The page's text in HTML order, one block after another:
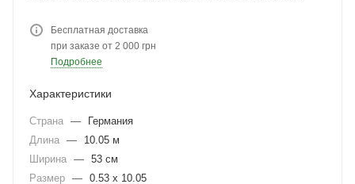
Бесплатная доставка
при заказе от 2 000 грн
Подробнее
Характеристики
Страна —
Германия
Длина —
10.05 м
Ширина — 53 см
Размер — 0.53 x 10.05